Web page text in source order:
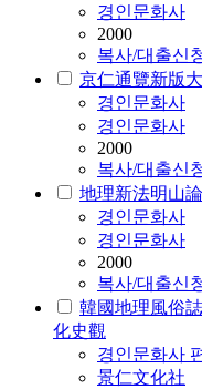
경인문화사
2000
복사/대출신
京仁通覽新版
경인문화사
경인문화사
2000
복사/대출신
地理新法明山
경인문화사
경인문화사
2000
복사/대출신
韓國地理風俗
化史觀
경인문화사
景仁文化社